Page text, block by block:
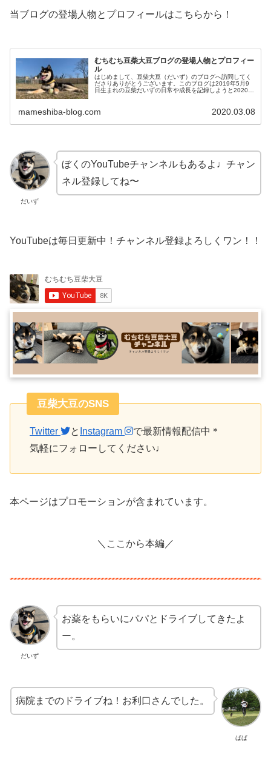
当ブログの登場人物とプロフィールはこちらから！
むちむち豆柴大豆ブログの登場人物とプロフィー
ル
はじめまして、豆柴大豆（だいず）のブログへ訪問してく
ださりありがとうございます。このブログは2019年5月9
日生まれの豆柴だいずの日常や成長を記録しようと2020年
mameshiba-blog.com 2020.03.08
だいず
ぼくのYouTubeチャンネルもあるよ♩チャン
ネル登録してね〜
YouTubeは毎日更新中！チャンネル登録よろしくワン！！
豆柴大豆のSNS
Twitter と Instagram
で最新情報配信中＊
気軽にフォローしてください♩
本ページはプロモーションが含まれています。
＼ここから本編／
だいず
お薬をもらいにパパとドライブしてきたよ
ー。
ぱぱ
病院までのドライブね！お利口さんでした。